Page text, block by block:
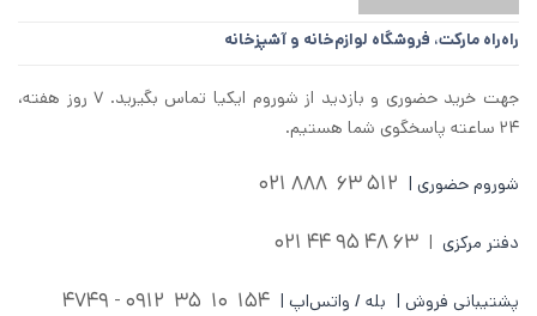
راه‌راه مارکت، فروشگاه لوازم‌خانه و آشپزخانه
جهت خرید حضوری و بازدید از شوروم ایکیا تماس بگیرید. ۷ روز هفته،
۲۴ ساعته پاسخگوی شما هستیم.
شوروم حضوری | 512 63 888 021
دفتر مرکزی |
63 48 95 44 021
پشتیبانی فروش | بله / واتس‌اپ | 154 10 35